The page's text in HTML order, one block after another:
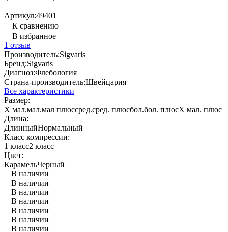
Артикул:49401
К сравнению
В избранное
1 отзыв
Производитель:Sigvaris
Бренд:Sigvaris
Диагноз:Флебология
Страна-производитель:Швейцария
Все характеристики
Размер:
Х мал.мал.мал плюссред.сред. плюсбол.бол. плюсХ мал. плюс
Длина:
ДлинныйНормальный
Класс компрессии:
1 класс2 класс
Цвет:
КарамельЧерный
В наличии
В наличии
В наличии
В наличии
В наличии
В наличии
В наличии